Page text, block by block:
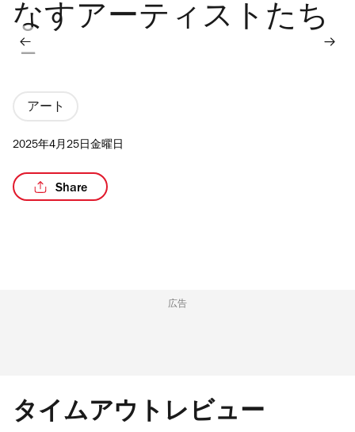
なすアーティストたち
－
アート
2025年4月25日金曜日
Share
広告
タイムアウトレビュー